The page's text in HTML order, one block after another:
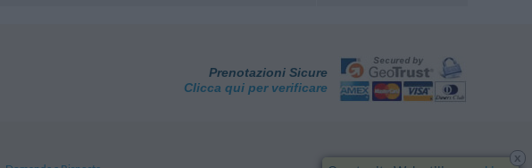
Prenotazioni Sicure
Clicca qui per verificare
x